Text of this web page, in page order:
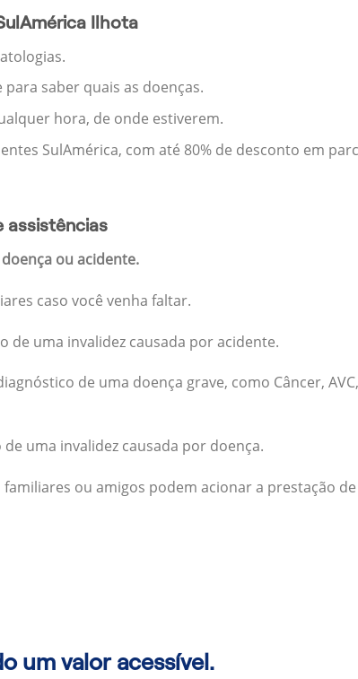
Ilhota
saber quais as doenças.
hora, de onde estiverem.
SulAmérica, com até 80% de desconto em
assistências
ou acidente.
caso você venha faltar.
de uma invalidez causada por acidente.
de uma doença grave, como Câncer,
uma invalidez causada por doença.
familiares ou amigos podem acionar a prestação
um valor acessível.